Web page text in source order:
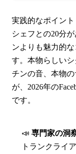
実践的なポイン
シェフとの20分
ンよりも魅力的
す。本物らしい
チンの音、本物
が、2026年の
です。
📣 専門家の洞
トランクライ